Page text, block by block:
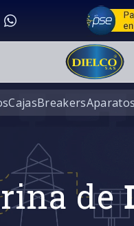
CajasBreakers
de